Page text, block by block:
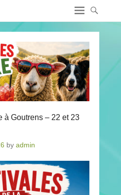
à Goutrens – 22 et 23
by admin